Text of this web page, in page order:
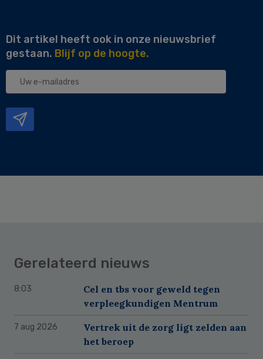
Dit artikel heeft ook in onze nieuwsbrief
gestaan. Blijf op de hoogte.
Uw
Gerelateerd nieuws
8:03
Cel en tbs voor geweld tegen
verpleegkundigen Mentrum
7 aug 2026
Vertrek uit de zorg ligt zelden aan
het beroep